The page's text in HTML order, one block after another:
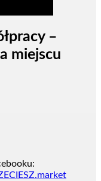
–
miejscu